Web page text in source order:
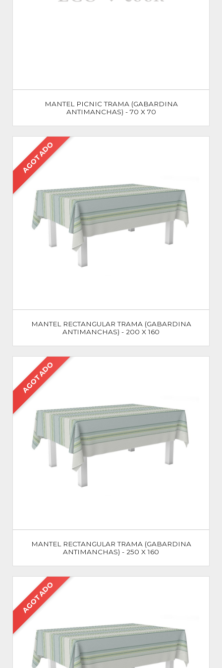
MANTEL PICNIC TRAMA (GABARDINA
ANTIMANCHAS) - 70 X 70
AGOTADO
MANTEL RECTANGULAR TRAMA (GABARDINA
ANTIMANCHAS) - 200 X 160
AGOTADO
MANTEL RECTANGULAR TRAMA (GABARDINA
ANTIMANCHAS) - 250 X 160
AGOTADO